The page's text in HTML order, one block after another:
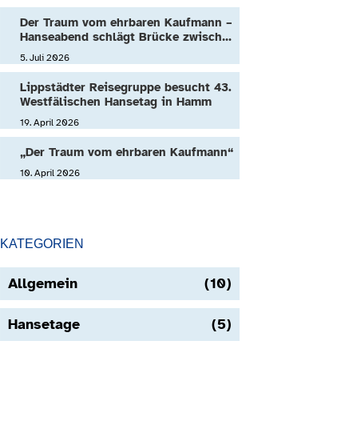
Der Traum vom ehrbaren Kaufmann –
Hanseabend schlägt Brücke zwischen
Mittelalter und Gegenwart
5. Juli 2026
Lippstädter Reisegruppe besucht 43.
Westfälischen Hansetag in Hamm
19. April 2026
„Der Traum vom ehrbaren Kaufmann“
10. April 2026
KATEGORIEN
Allgemein (10)
Hansetage (5)